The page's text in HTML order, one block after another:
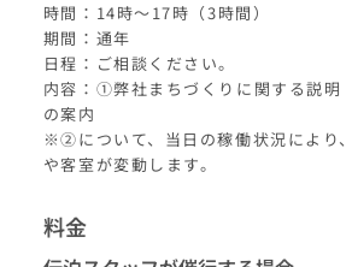
時間：14時〜17時（3時間）
期間：通年
日程：ご相談ください。
内容：①弊社まちづくりに関する説
の案内
※②について、当日の稼働状況により
や客室が変動します。
料金